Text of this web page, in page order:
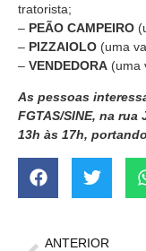
tratorista;
– PEÃO CAMPEIRO
– PIZZAIOLO (uma
– VENDEDORA (uma
As pessoas
FGTAS/SINE, na
13h às 17h,
ANTERIOR